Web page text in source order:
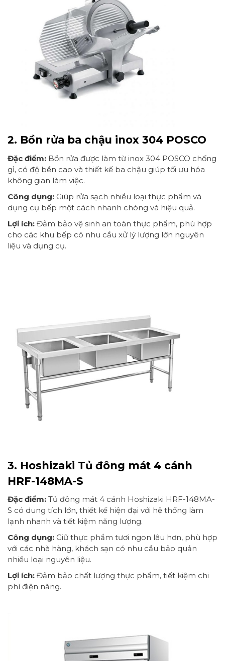
2. Bồn rửa ba chậu inox 304 POSCO
Đặc điểm: Bồn rửa được làm từ inox 304 POSCO chống
gỉ, có độ bền cao và thiết kế ba chậu giúp tối ưu hóa
không gian làm việc.
Công dụng: Giúp rửa sạch nhiều loại thực phẩm và
dụng cụ bếp một cách nhanh chóng và hiệu quả.
Lợi ích: Đảm bảo vệ sinh an toàn thực phẩm, phù hợp
cho các khu bếp có nhu cầu xử lý lượng lớn nguyên
liệu và dụng cụ.
3. Hoshizaki Tủ đông mát 4 cánh
HRF-148MA-S
Đặc điểm: Tủ đông mát 4 cánh Hoshizaki HRF-148MA-
S có dung tích lớn, thiết kế hiện đại với hệ thống làm
lạnh nhanh và tiết kiệm năng lượng.
Công dụng: Giữ thực phẩm tươi ngon lâu hơn, phù hợp
với các nhà hàng, khách sạn có nhu cầu bảo quản
nhiều loại nguyên liệu.
Lợi ích: Đảm bảo chất lượng thực phẩm, tiết kiệm chi
phí điện năng.